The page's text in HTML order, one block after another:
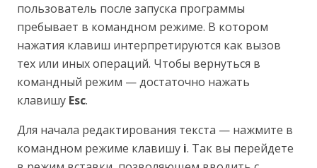
пользователь после запуска программы
пребывает в командном режиме. В котором
нажатия клавиш интерпретируются как вызов
тех или иных операций. Чтобы вернуться в
командный режим — достаточно нажать
клавишу Esc.
Для начала редактирования текста — нажмите в
командном режиме клавишу i. Так вы перейдете